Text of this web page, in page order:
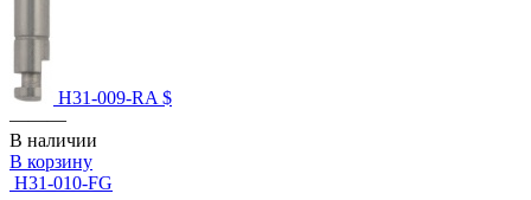
H31-009-RA $
———
В наличии
В корзину
H31-010-FG